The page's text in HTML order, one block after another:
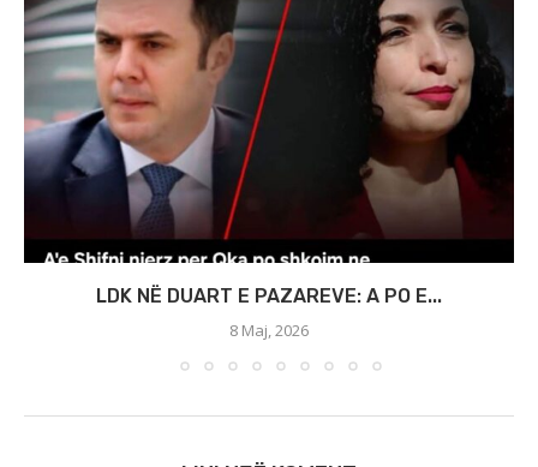
LDK NË DUART E PAZAREVE: A PO E...
8 Maj, 2026